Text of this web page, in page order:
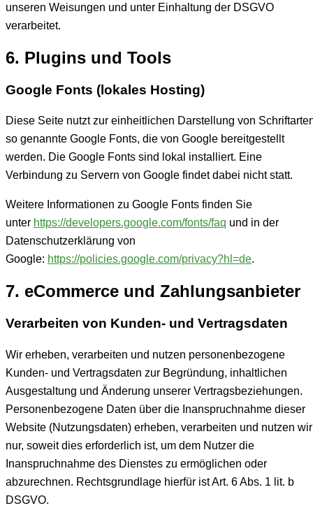
unseren Weisungen und unter Einhaltung der DSGVO
verarbeitet.
6. Plugins und Tools
Google Fonts (lokales Hosting)
Diese Seite nutzt zur einheitlichen Darstellung von
so genannte Google Fonts, die von Google bereitgestellt
werden. Die Google Fonts sind lokal installiert. Eine
Verbindung zu Servern von Google findet dabei nicht statt.
Weitere Informationen zu Google Fonts finden Sie
unter https://developers.google.com/fonts/faq und in der
Datenschutzerklärung von
Google: https://policies.google.com/privacy?hl=de.
7. eCommerce und Zahlungs­anbieter
Verarbeiten von Kunden- und Vertragsdaten
Wir erheben, verarbeiten und nutzen personenbezogene
Kunden- und Vertragsdaten zur Begründung, inhaltlichen
Ausgestaltung und Änderung unserer Vertragsbeziehungen.
Personenbezogene Daten über die Inanspruchnahme dieser
Website (Nutzungsdaten) erheben, verarbeiten und nutzen wir
nur, soweit dies erforderlich ist, um dem Nutzer die
Inanspruchnahme des Dienstes zu ermöglichen oder
abzurechnen. Rechtsgrundlage hierfür ist Art. 6 Abs. 1 lit. b
DSGVO.